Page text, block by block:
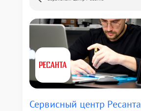
Сервисный центр Ресанта